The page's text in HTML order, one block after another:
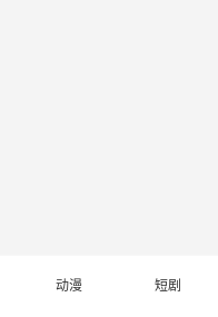
动漫 短剧